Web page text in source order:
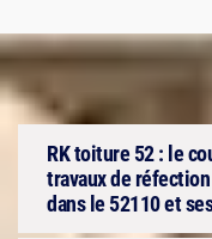
RK toiture 52 : le
travaux de
dans le 52110 et